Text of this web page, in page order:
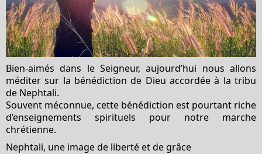
Bien-aimés dans le Seigneur, aujourd’hui nous allons
méditer sur la bénédiction de Dieu accordée à la tribu
de Nephtali.
Souvent méconnue, cette bénédiction est pourtant riche
d’enseignements spirituels pour notre marche
chrétienne.
Nephtali, une image de liberté et de grâce